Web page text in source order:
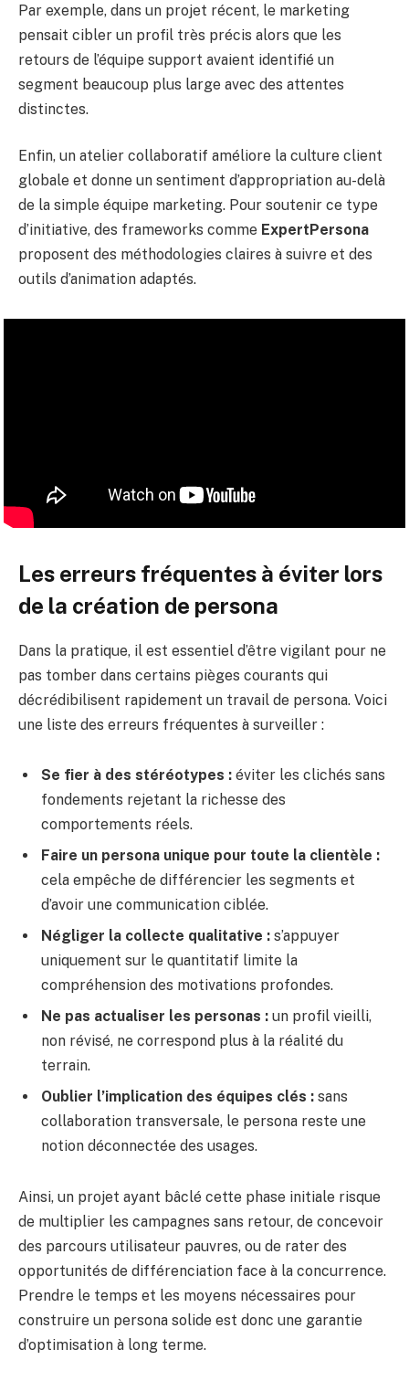
Par exemple, dans un projet récent, le marketing
pensait cibler un profil très précis alors que les
retours de l’équipe support avaient identifié un
segment beaucoup plus large avec des attentes
distinctes.
Enfin, un atelier collaboratif améliore la culture client
globale et donne un sentiment d’appropriation au-delà
de la simple équipe marketing. Pour soutenir ce type
d’initiative, des frameworks comme ExpertPersona
proposent des méthodologies claires à suivre et des
outils d’animation adaptés.
Les erreurs fréquentes à éviter lors
de la création de persona
Dans la pratique, il est essentiel d’être vigilant pour ne
pas tomber dans certains pièges courants qui
décrédibilisent rapidement un travail de persona. Voici
une liste des erreurs fréquentes à surveiller :
Se fier à des stéréotypes : éviter les clichés sans
fondements rejetant la richesse des
comportements réels.
Faire un persona unique pour toute la clientèle :
cela empêche de différencier les segments et
d’avoir une communication ciblée.
Négliger la collecte qualitative : s’appuyer
uniquement sur le quantitatif limite la
compréhension des motivations profondes.
Ne pas actualiser les personas : un profil vieilli,
non révisé, ne correspond plus à la réalité du
terrain.
Oublier l’implication des équipes clés : sans
collaboration transversale, le persona reste une
notion déconnectée des usages.
Ainsi, un projet ayant bâclé cette phase initiale risque
de multiplier les campagnes sans retour, de concevoir
des parcours utilisateur pauvres, ou de rater des
opportunités de différenciation face à la concurrence.
Prendre le temps et les moyens nécessaires pour
construire un persona solide est donc une garantie
d’optimisation à long terme.